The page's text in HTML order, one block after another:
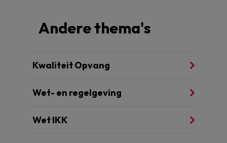
Andere thema's
Kwaliteit Opvang
Wet- en regelgeving
Wet IKK